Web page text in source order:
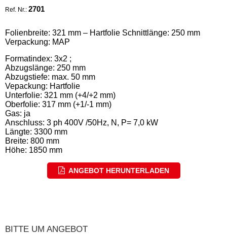
Ref. Nr.: 2701
Folienbreite: 321 mm – Hartfolie Schnittlänge: 250 mm
Verpackung: MAP
Formatindex: 3x2 ;
Abzugslänge: 250 mm
Abzugstiefe: max. 50 mm
Vepackung: Hartfolie
Unterfolie: 321 mm (+4/+2 mm)
Oberfolie: 317 mm (+1/-1 mm)
Gas: ja
Anschluss: 3 ph 400V /50Hz, N, P= 7,0 kW
Längte: 3300 mm
Breite: 800 mm
Höhe: 1850 mm
ANGEBOT HERUNTERLADEN
BITTE UM ANGEBOT